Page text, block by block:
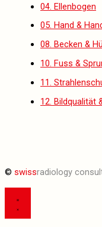
04. Ellenbogen
05. Hand &
08. Becken &
10. Fuss &
11.
12. Bildqualität
© swissradiology